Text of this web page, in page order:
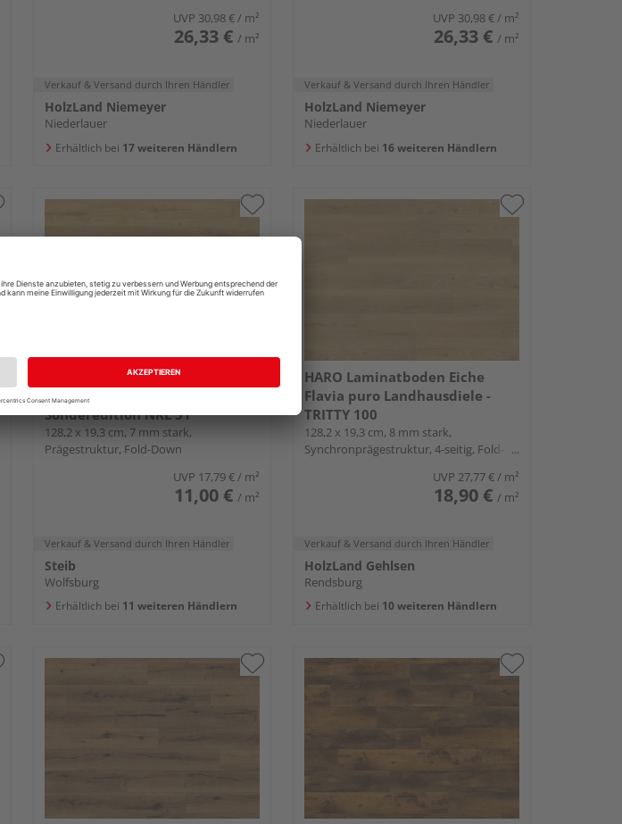
UVP 30,98 €/ m²
26,33 € / m²
Verkauf & Versand durch Ihren Händler
HolzLand Niemeyer
Niederlauer
Erhältlich bei 17 weiteren Händlern
UVP 30,98 €/ m²
26,33 € / m²
Verkauf & Versand durch Ihren Händler
HolzLand Niemeyer
Niederlauer
Erhältlich bei 16 weiteren Händlern
HARO Laminatboden Eiche
Siena puro Landhausdiele -
Sonderedition NKL 31
128,2 x 19,3 cm, 7 mm stark,
Prägestruktur, Fold-Down
UVP 17,79 € / m²
11,00 € / m²
Verkauf & Versand durch Ihren Händler
Steib
Wolfsburg
Erhältlich bei 11 weiteren Händlern
HARO Laminatboden Eiche
Flavia puro Landhausdiele -
TRITTY 100
128,2 x 19,3 cm, 8 mm stark,
Synchronprägestruktur, 4-seitig, Fold-
UVP 27,77 € / m²
18,90 € / m²
Verkauf & Versand durch Ihren Händler
HolzLand Gehlsen
Rendsburg
Erhältlich bei 10 weiteren Händlern